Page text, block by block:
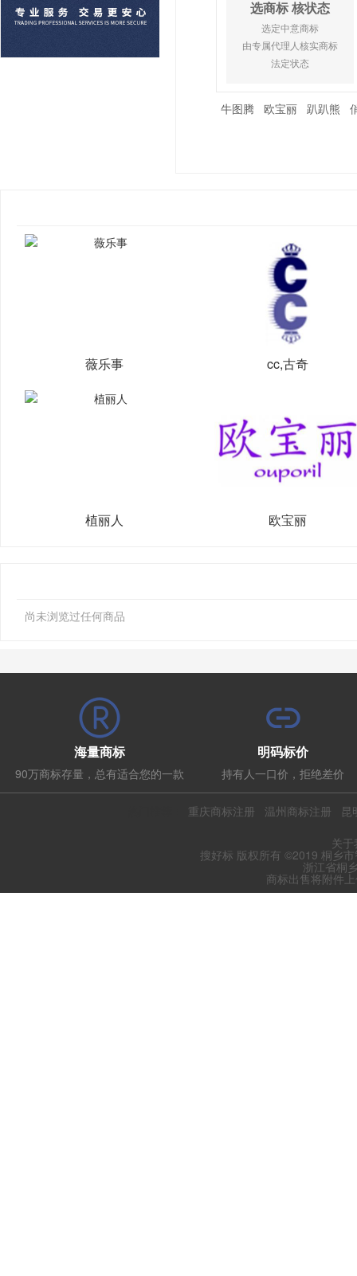
选商标 核状态
选定中意商标
由专属代理人核实商标
法定状态
牛图腾 欧宝丽 趴趴熊
薇乐事 cc,古奇
植丽人 欧宝丽
尚未浏览过任何商品
海量商标
90万商标存量，总有适合您的一款
明码标价
持有人一口价，拒绝差价
重庆商标注册 温州商标注册
昆
关
搜好标 版权所有 ©2019 桐乡
浙江省桐
商标出售将附件